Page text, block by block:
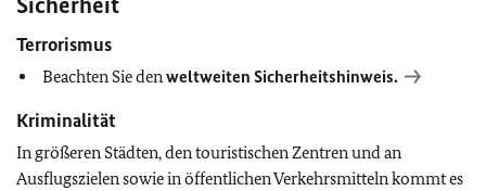
Terrorismus
Beachten Sie denweltweiten Sicherheitshinweis.
Kriminalität
In größeren Städten, den touristischen Zentren und an
Ausflugszielen sowie in öffentlichen Verkehrsmitteln kommt es